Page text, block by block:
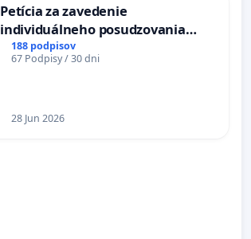
Petícia za zavedenie
individuálneho posudzovania
zdravotnej spôsobilosti osôb s
diabetom 1. a 2. typu pri prijímaní
188 podpisov
67 Podpisy / 30 dni
28 Jun 2026